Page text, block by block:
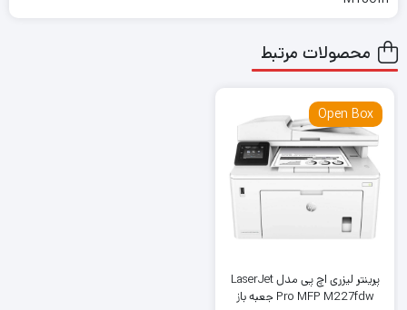
محصولات مرتبط
Open Box
پرینتر لیزری اچ پی مدل LaserJet
Pro MFP M227fdw جعبه باز